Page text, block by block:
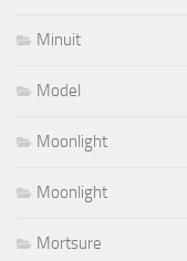
Minuit
Model
Moonlight
Moonlight
Mortsure